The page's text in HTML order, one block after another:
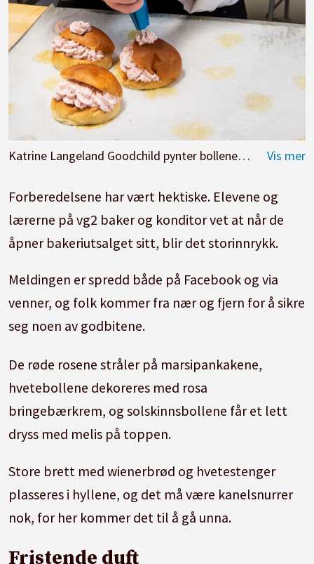
Katrine Langeland Goodchild pynter bollene med rosa bringebærkrem.
Forberedelsene har vært hektiske. Elevene og
lærerne på vg2 baker og konditor vet at når de
åpner bakeriutsalget sitt, blir det storinnrykk.
Meldingen er spredd både på Facebook og via
venner, og folk kommer fra nær og fjern for å sikre
seg noen av godbitene.
De røde rosene stråler på marsipankakene,
hvetebollene dekoreres med rosa
bringebærkrem, og solskinnsbollene får et lett
dryss med melis på toppen.
Store brett med wienerbrød og hvetestenger
plasseres i hyllene, og det må være kanelsnurrer
nok, for her kommer det til å gå unna.
Fristende duft